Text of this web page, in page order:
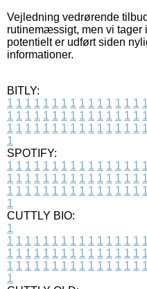
Vejledning vedrørende
rutinemæssigt, men vi
potentielt er udført siden
informationer.
BITLY:
1 1 1 1 1 1 1 1 1 1 1 1 1 1 1 1
1 1 1 1 1 1 1 1 1 1 1 1 1 1 1 1
1 1 1 1 1 1 1 1 1 1 1 1 1 1 1 1
1
SPOTIFY:
1 1 1 1 1 1 1 1 1 1 1 1 1 1 1 1
1 1 1 1 1 1 1 1 1 1 1 1 1 1 1 1
1 1 1 1 1 1 1 1 1 1 1 1 1 1 1 1
1
CUTTLY BIO:
1
1 1 1 1 1 1 1 1 1 1 1 1 1 1 1 1
1 1 1 1 1 1 1 1 1 1 1 1 1 1 1 1
1 1 1 1 1 1 1 1 1 1 1 1 1 1 1 1
1